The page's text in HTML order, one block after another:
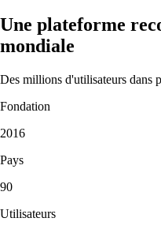
Une plateforme
mondiale
Des millions d'utilisateurs dans
Fondation
2016
Pays
90
Utilisateurs